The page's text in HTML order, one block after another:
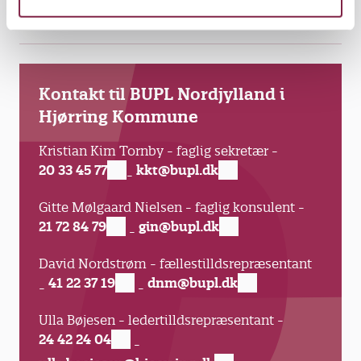
Lokalaftale om arbejdstid for pædagoger.pdf
Kontakt til BUPL Nordjylland i
Hjørring Kommune
Kristian Kim Tornby - faglig sekretær -
20 33 45 77
- kkt@bupl.dk
Gitte Mølgaard Nielsen - faglig konsulent -
21 72 84 79
- gin@bupl.dk
David Nordstrøm - fællestilldsrepræsentant
- 41 22 37 19 - dnm@bupl.dk
Ulla Bøjesen - ledertilldsrepræsentant -
24 42 24 04
-